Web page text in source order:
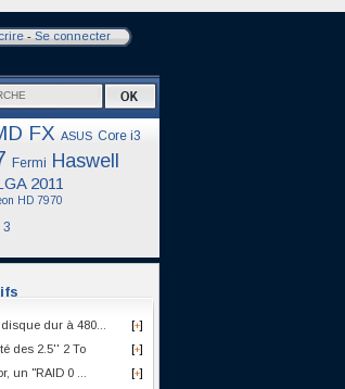
- Se connecter
FX ASUS Core i3
Fermi Haswell
2011
HD 7970
3
[+]
dur à 480...
[+]
des 2.5'' 2 To
[+]
un "RAID 0 ...